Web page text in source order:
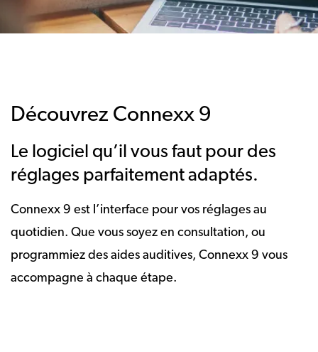
Découvrez Connexx 9
Le logiciel qu’il vous faut pour des
réglages parfaitement adaptés.
Connexx 9 est l’interface pour vos réglages au
quotidien. Que vous soyez en consultation, ou
programmiez des aides auditives, Connexx 9 vous
accompagne à chaque étape.